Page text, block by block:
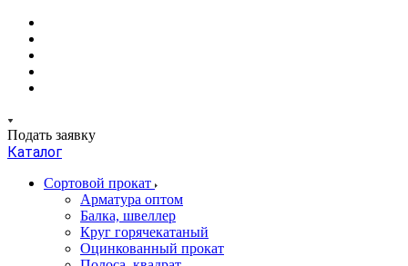
Подать заявку
Каталог
Сортовой прокат
Арматура оптом
Балка, швеллер
Круг горячекатаный
Оцинкованный прокат